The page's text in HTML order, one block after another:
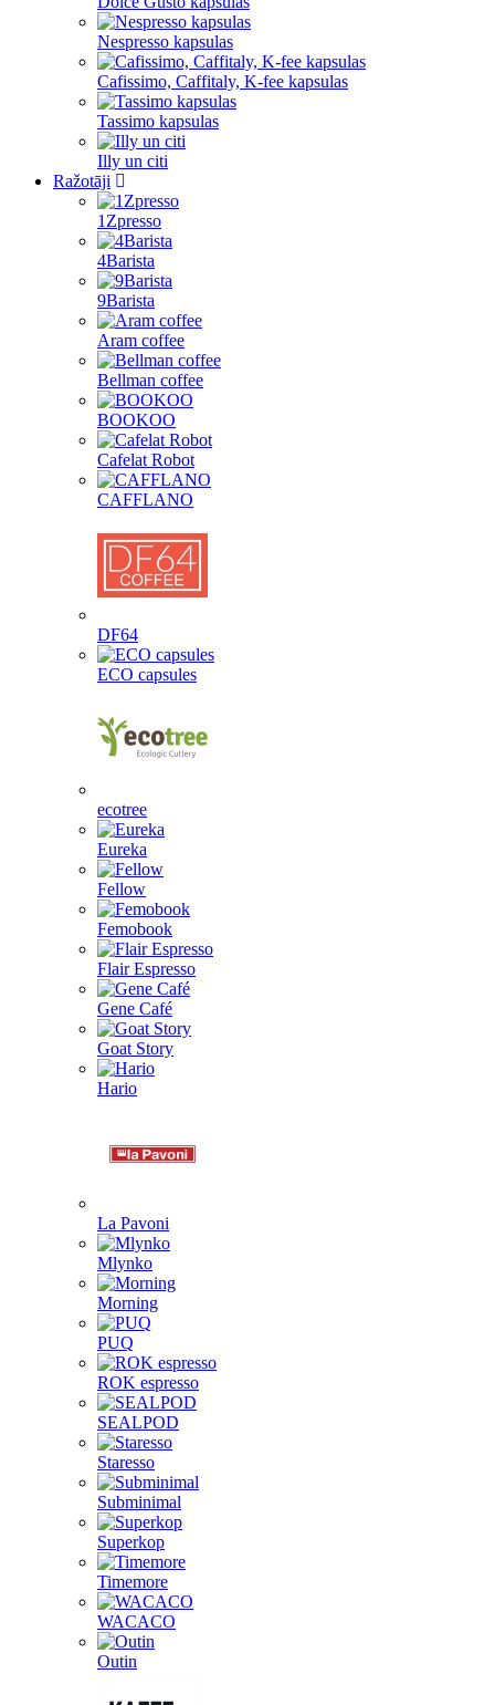
Nespresso kapsulas
Cafissimo, Caffitaly, K-fee kapsulas
Tassimo kapsulas
Illy un citi
Ražotāji
1Zpresso
4Barista
9Barista
Aram coffee
Bellman coffee
BOOKOO
Cafelat Robot
CAFFLANO
DF64
ECO capsules
ecotree
Eureka
Fellow
Femobook
Flair Espresso
Gene Café
Goat Story
Hario
La Pavoni
Mlynko
Morning
PUQ
ROK espresso
SEALPOD
Staresso
Subminimal
Superkop
Timemore
WACACO
Outin